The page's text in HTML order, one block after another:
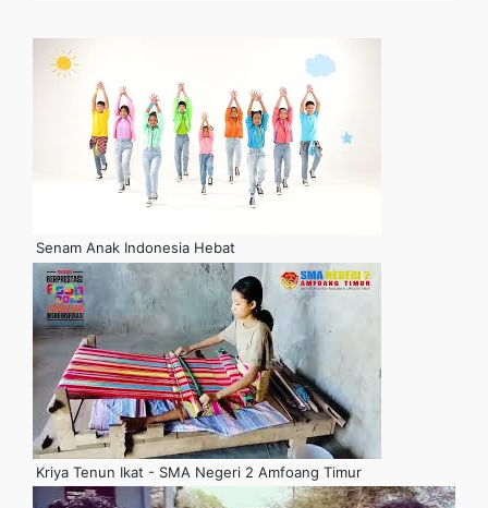
Senam Anak Indonesia Hebat
Kriya Tenun Ikat - SMA Negeri 2 Amfoang Timur